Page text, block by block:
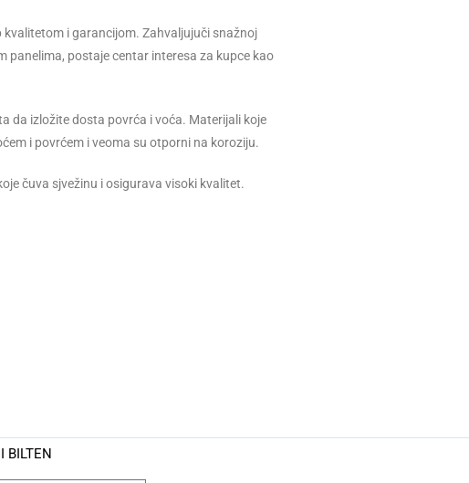
kvalitetom i garancijom. Zahvaljujuči snažnoj
panelima, postaje centar interesa za kupce kao
da izložite dosta povrća i voća. Materijali koje
i povrćem i veoma su otporni na koroziju.
čuva sjvežinu i osigurava visoki kvalitet.
BILTEN